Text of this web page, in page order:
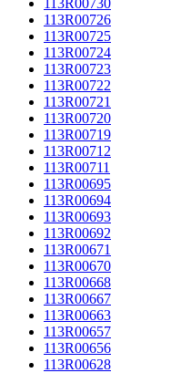
113R00730
113R00726
113R00725
113R00724
113R00723
113R00722
113R00721
113R00720
113R00719
113R00712
113R00711
113R00695
113R00694
113R00693
113R00692
113R00671
113R00670
113R00668
113R00667
113R00663
113R00657
113R00656
113R00628